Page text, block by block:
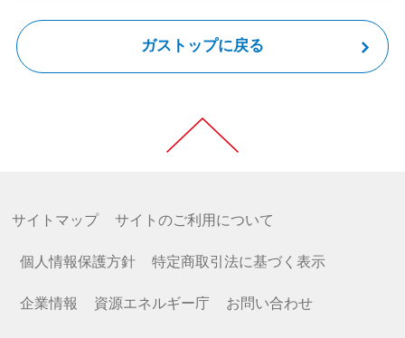
ガストップに戻る
サイトマップ サイトのご利用について
個人情報保護方針 特定商取引法に基づく表示
企業情報 資源エネルギー庁 お問い合わせ